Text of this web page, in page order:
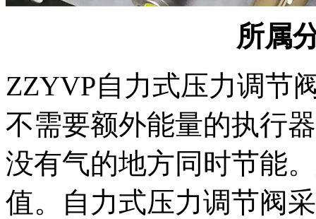
所属
ZZYVP自力式压力调节
不需要额外能量的执行
没有气的地方同时节能
值。自力式压力调节阀​